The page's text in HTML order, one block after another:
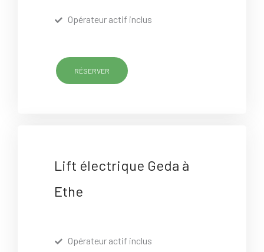
Opérateur actif inclus
RÉSERVER
Lift électrique Geda à
Ethe
Opérateur actif inclus